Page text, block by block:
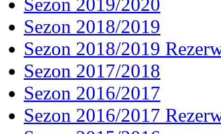
Sezon 2018/2019
Sezon 2018/2019
Sezon 2017/2018
Sezon 2016/2017
Sezon 2016/2017